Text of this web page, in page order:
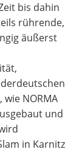
bis dahin
rührende,
äußerst
NORMA
und
in Karnitz